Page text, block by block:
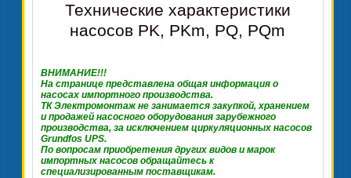
Технические характеристики
насосов PK, PKm, PQ, PQm
ВНИМАНИЕ!!!
На странице представлена общая информация о
насосах импортного производства.
ТК Электромонтаж не занимается закупкой, хранением
и продажей насосного оборудования зарубежного
производства, за исключением циркуляционных насосов
Grundfos UPS.
По вопросам приобретения других видов и марок
импортных насосов обращайтесь к
специализированным поставщикам.